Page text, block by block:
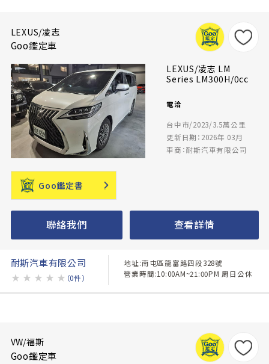
LEXUS/凌志
Goo鑑定車
LEXUS/凌志 LM
Series LM300H/0cc
電洽
台中市/2023/3.5萬公里
更新日期：2026年 03月
車商：耐斯汽車有限公司
Goo鑑定書
聯絡我們 查看詳情
耐斯汽車有限公司
★ ★ ★ ★ ★ （0件）
地址:南屯區龍富路四段328號
營業時間:10:00AM~21:00PM 周日公休
VW/福斯
Goo鑑定車